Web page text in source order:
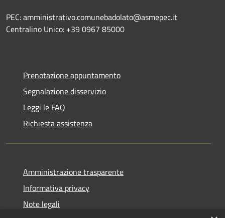
PEC: amministrativo.comunebadolato@asmepec.it
Centralino Unico: +39 0967 85000
Prenotazione appuntamento
Segnalazione disservizio
Leggi le FAQ
Richiesta assistenza
Amministrazione trasparente
Informativa privacy
Note legali